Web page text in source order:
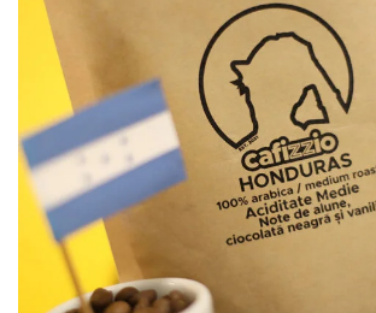
Alune, Ciocolată neagră, Vanilie
Descoperă mai multe